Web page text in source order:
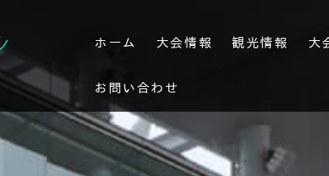
ホーム 大会情報 観光情報 大
お問い合わせ